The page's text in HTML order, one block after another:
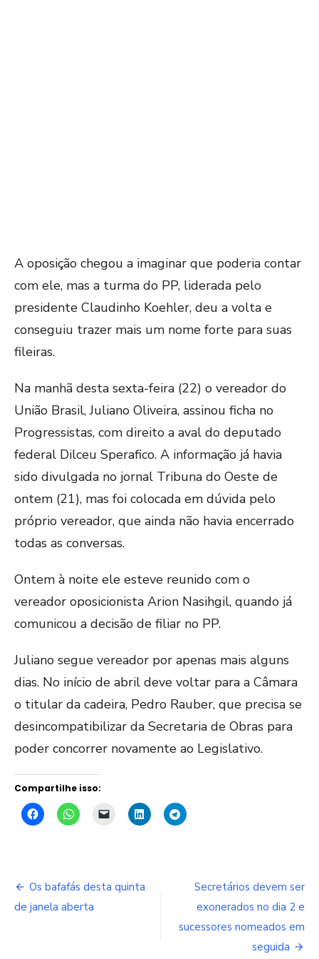
A oposição chegou a imaginar que poderia contar
com ele, mas a turma do PP, liderada pelo
presidente Claudinho Koehler, deu a volta e
conseguiu trazer mais um nome forte para suas
fileiras.
Na manhã desta sexta-feira (22) o vereador do
União Brasil, Juliano Oliveira, assinou ficha no
Progressistas, com direito a aval do deputado
federal Dilceu Sperafico. A informação já havia
sido divulgada no jornal Tribuna do Oeste de
ontem (21), mas foi colocada em dúvida pelo
próprio vereador, que ainda não havia encerrado
todas as conversas.
Ontem à noite ele esteve reunido com o
vereador oposicionista Arion Nasihgil, quando já
comunicou a decisão de filiar no PP.
Juliano segue vereador por apenas mais alguns
dias. No início de abril deve voltar para a Câmara
o titular da cadeira, Pedro Rauber, que precisa se
desincompatibilizar da Secretaria de Obras para
poder concorrer novamente ao Legislativo.
Compartilhe isso:
Navegação
de
Os bafafás desta quinta
de janela aberta
Secretários devem ser
exonerados no dia 2 e
sucessores nomeados em
seguida